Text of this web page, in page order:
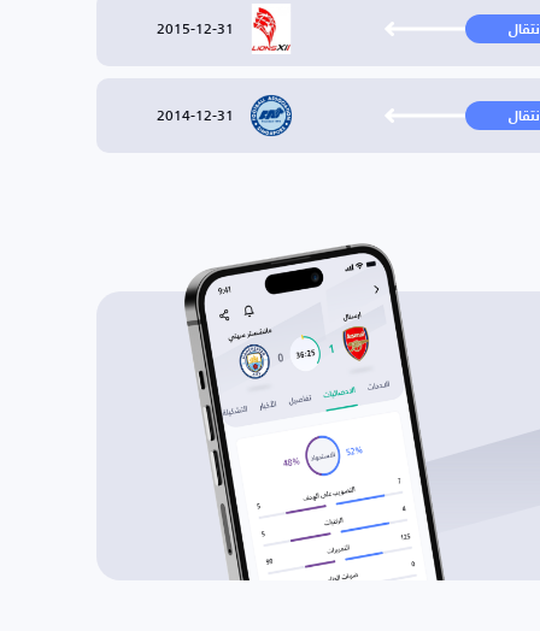
انتقال 2015-12-31
انتقال 2014-12-31